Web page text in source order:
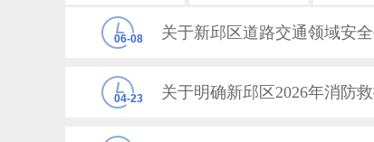
06-08 关于新邱区道路交通领域安
04-23 关于明确新邱区2026年消防